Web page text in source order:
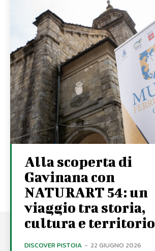
Alla scoperta di
Gavinana con
NATURART 54: un
viaggio tra storia,
cultura e territorio
DISCOVER PISTOIA - 22 GIUGNO 2026